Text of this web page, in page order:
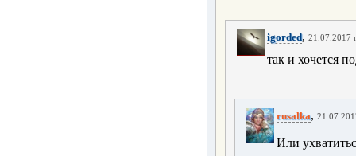
igorded, 21.07.2017
так и хочется
rusalka,
Или